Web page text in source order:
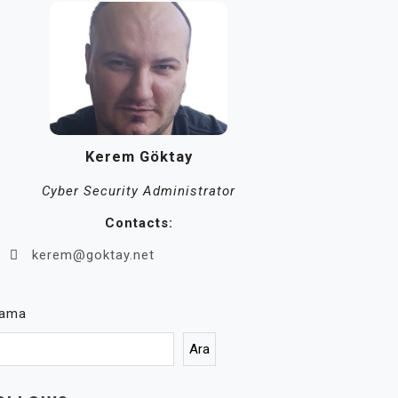
Kerem Göktay
Cyber Security Administrator
Contacts:
kerem@goktay.net
Ara